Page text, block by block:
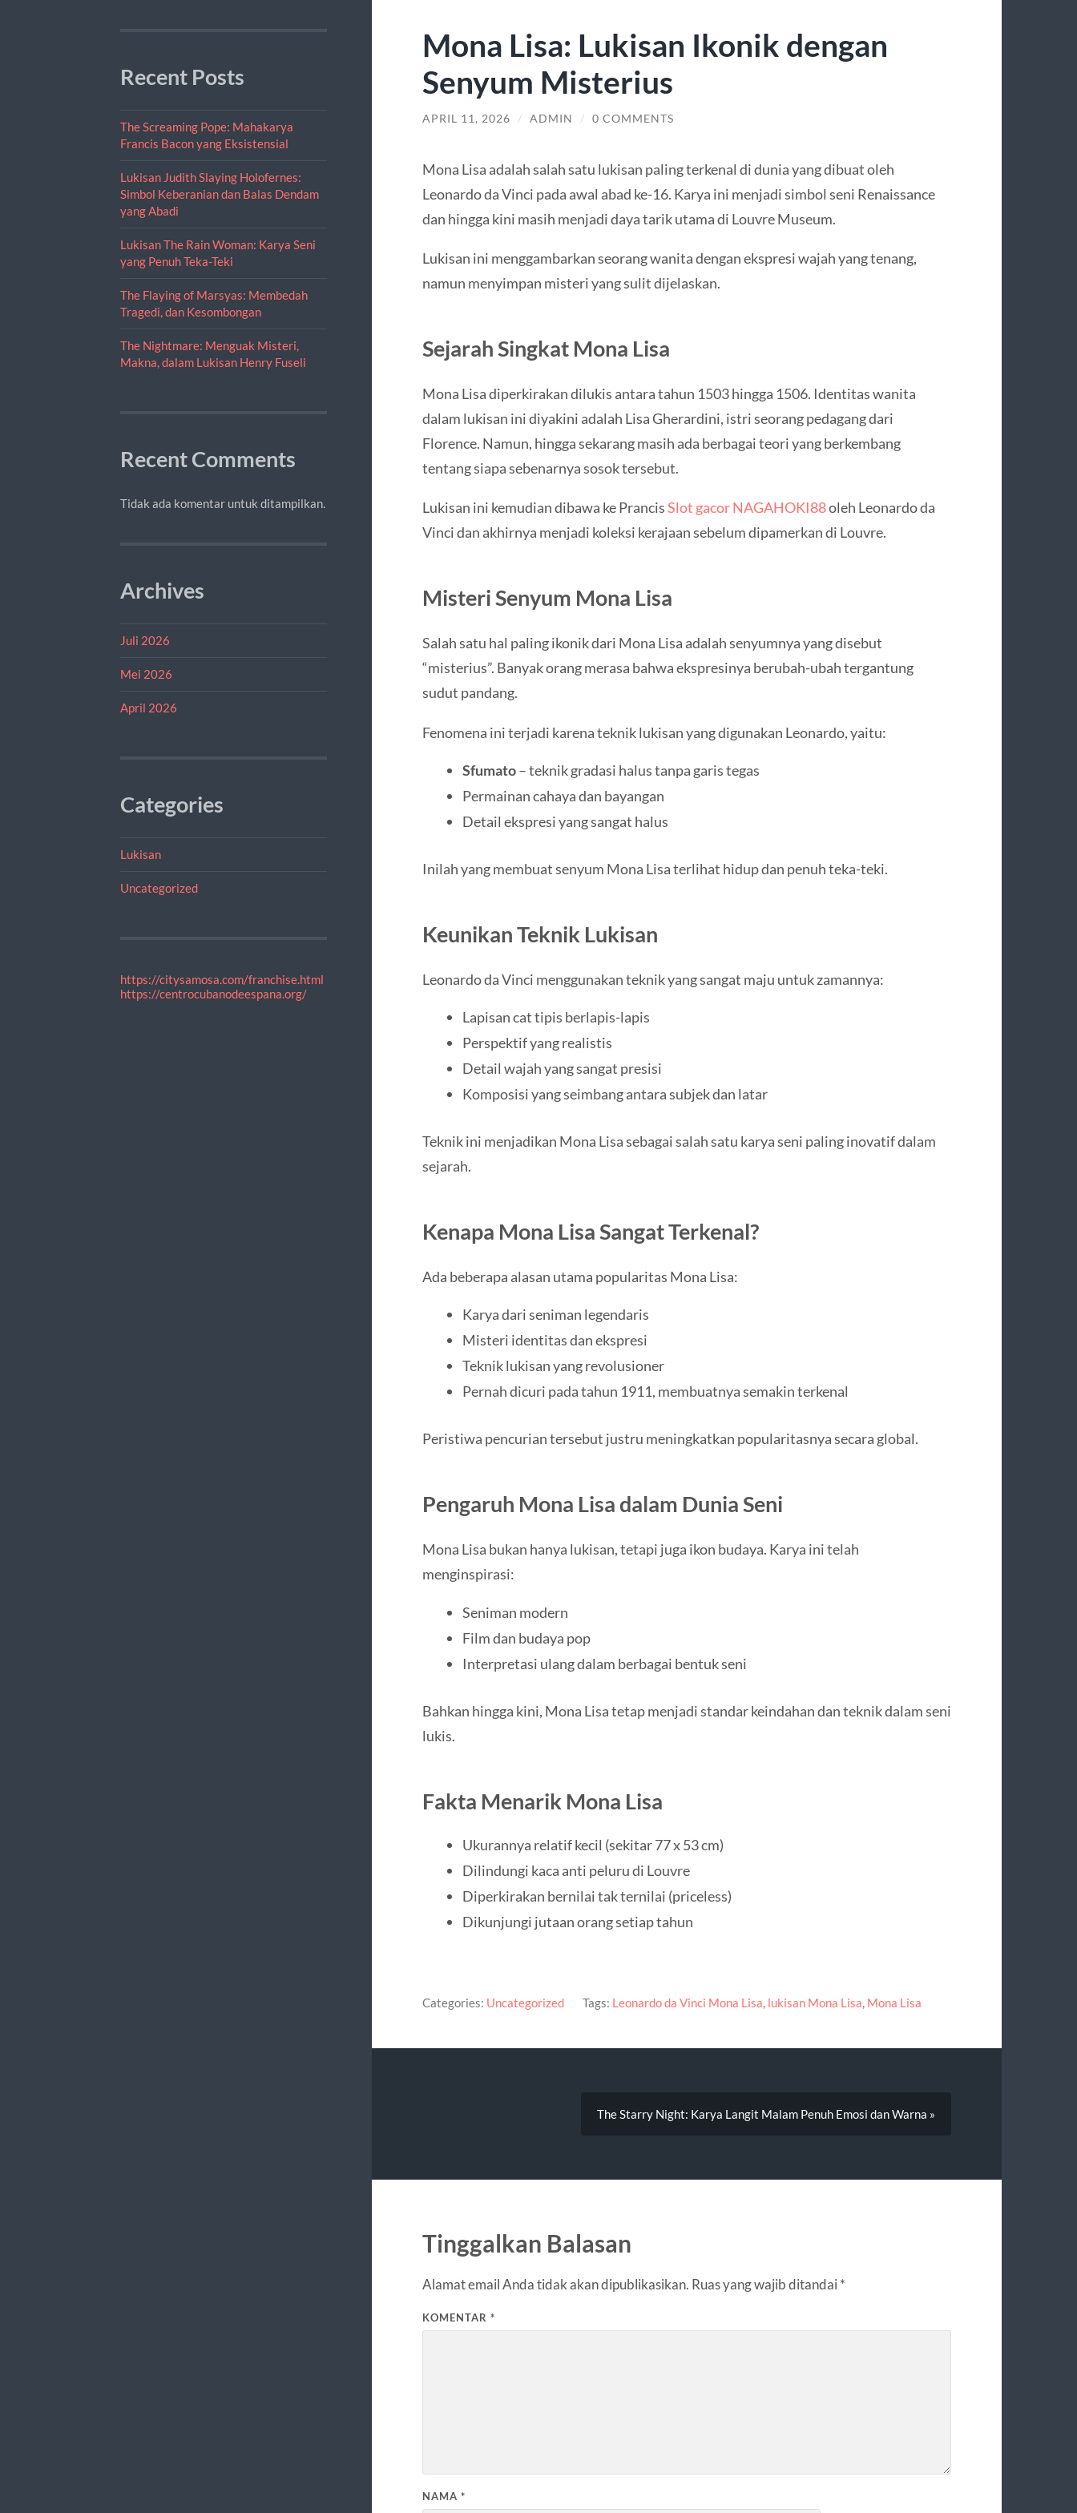
Recent Posts
The Screaming Pope: Mahakarya
Francis Bacon yang Eksistensial
Lukisan Judith Slaying Holofernes:
Simbol Keberanian dan Balas Dendam
yang Abadi
Lukisan The Rain Woman: Karya Seni
yang Penuh Teka-Teki
The Flaying of Marsyas: Membedah
Tragedi, dan Kesombongan
The Nightmare: Menguak Misteri,
Makna, dalam Lukisan Henry Fuseli
Recent Comments
Tidak ada komentar untuk ditampilkan.
Archives
Juli 2026
Mei 2026
April 2026
Categories
Lukisan
Uncategorized
https://citysamosa.com/franchise.html
https://centrocubanodeespana.org/
Mona Lisa: Lukisan Ikonik dengan
Senyum Misterius
APRIL 11, 2026 / ADMIN / 0 COMMENTS
Mona Lisa adalah salah satu lukisan paling terkenal di dunia yang dibuat oleh
Leonardo da Vinci pada awal abad ke-16. Karya ini menjadi simbol seni Renaissance
dan hingga kini masih menjadi daya tarik utama di Louvre Museum.
Lukisan ini menggambarkan seorang wanita dengan ekspresi wajah yang tenang,
namun menyimpan misteri yang sulit dijelaskan.
Sejarah Singkat Mona Lisa
Mona Lisa diperkirakan dilukis antara tahun 1503 hingga 1506. Identitas wanita
dalam lukisan ini diyakini adalah Lisa Gherardini, istri seorang pedagang dari
Florence. Namun, hingga sekarang masih ada berbagai teori yang berkembang
tentang siapa sebenarnya sosok tersebut.
Lukisan ini kemudian dibawa ke PrancisSlot gacor NAGAHOKI88oleh Leonardo da
Vinci dan akhirnya menjadi koleksi kerajaan sebelum dipamerkan di Louvre.
Misteri Senyum Mona Lisa
Salah satu hal paling ikonik dari Mona Lisa adalah senyumnya yang disebut
“misterius”. Banyak orang merasa bahwa ekspresinya berubah-ubah tergantung
sudut pandang.
Fenomena ini terjadi karena teknik lukisan yang digunakan Leonardo, yaitu:
Sfumato– teknik gradasi halus tanpa garis tegas
Permainan cahaya dan bayangan
Detail ekspresi yang sangat halus
Inilah yang membuat senyum Mona Lisa terlihat hidup dan penuh teka-teki.
Keunikan Teknik Lukisan
Leonardo da Vinci menggunakan teknik yang sangat maju untuk zamannya:
Lapisan cat tipis berlapis-lapis
Perspektif yang realistis
Detail wajah yang sangat presisi
Komposisi yang seimbang antara subjek dan latar
Teknik ini menjadikan Mona Lisa sebagai salah satu karya seni paling inovatif dalam
sejarah.
Kenapa Mona Lisa Sangat Terkenal?
Ada beberapa alasan utama popularitas Mona Lisa:
Karya dari seniman legendaris
Misteri identitas dan ekspresi
Teknik lukisan yang revolusioner
Pernah dicuri pada tahun 1911, membuatnya semakin terkenal
Peristiwa pencurian tersebut justru meningkatkan popularitasnya secara global.
Pengaruh Mona Lisa dalam Dunia Seni
Mona Lisa bukan hanya lukisan, tetapi juga ikon budaya. Karya ini telah
menginspirasi:
Seniman modern
Film dan budaya pop
Interpretasi ulang dalam berbagai bentuk seni
Bahkan hingga kini, Mona Lisa tetap menjadi standar keindahan dan teknik dalam seni
lukis.
Fakta Menarik Mona Lisa
Ukurannya relatif kecil (sekitar 77 x 53 cm)
Dilindungi kaca anti peluru di Louvre
Diperkirakan bernilai tak ternilai (priceless)
Dikunjungi jutaan orang setiap tahun
Categories: Uncategorized Tags: Leonardo da Vinci Mona Lisa, lukisan Mona Lisa, Mona Lisa
The Starry Night: Karya Langit Malam Penuh Emosi dan Warna »
Tinggalkan Balasan
Alamat email Anda tidak akan dipublikasikan. Ruas yang wajib ditandai *
KOMENTAR *
NAMA *